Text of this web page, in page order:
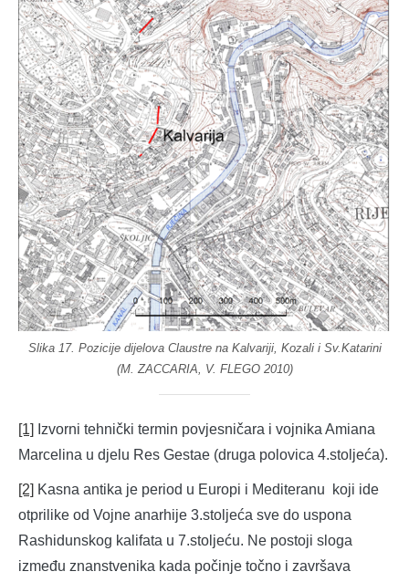
Slika 17. Pozicije dijelova Claustre na Kalvariji, Kozali i Sv.Katarini
(M. ZACCARIA, V. FLEGO 2010)
[1]
Izvorni tehnički termin povjesničara i vojnika Amiana
Marcelina u djelu Res Gestae (druga polovica 4.stoljeća).
[2] Kasna antika je period u Europi i Mediteranu koji ide
otprilike od Vojne anarhije 3.stoljeća sve do uspona
Rashidunskog kalifata u 7.stoljeću. Ne postoji sloga
između znanstvenika kada počinje točno i završava